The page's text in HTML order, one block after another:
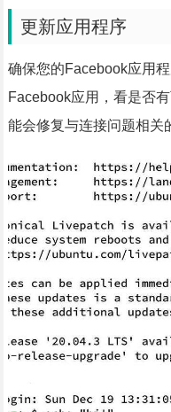
更新应用程序
确保您的Facebook应用
Facebook应用，看是否
能会修复与连接问题相关